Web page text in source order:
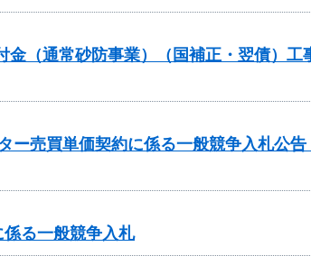
（通常砂防事業）（国補正・翌債）工
ー売買単価契約に係る一般競争入札公
る一般競争入札